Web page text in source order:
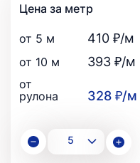
Цена за метр
от 5 м 410 ₽/м
от 10 м 393 ₽/м
от
рулона
328 ₽/м